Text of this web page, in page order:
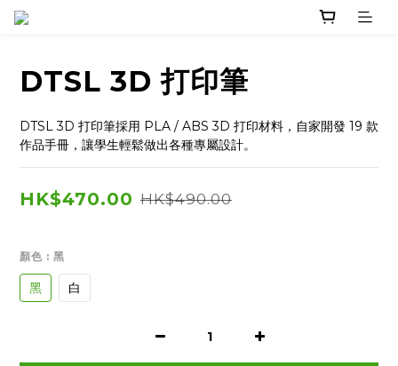
DTSL 3D 打印筆
DTSL 3D 打印筆採用 PLA / ABS 3D 打印材料，自家開發 19 款
作品手冊，讓學生輕鬆做出各種專屬設計。
HK$470.00 HK$490.00
顏色 : 黑
黑 白